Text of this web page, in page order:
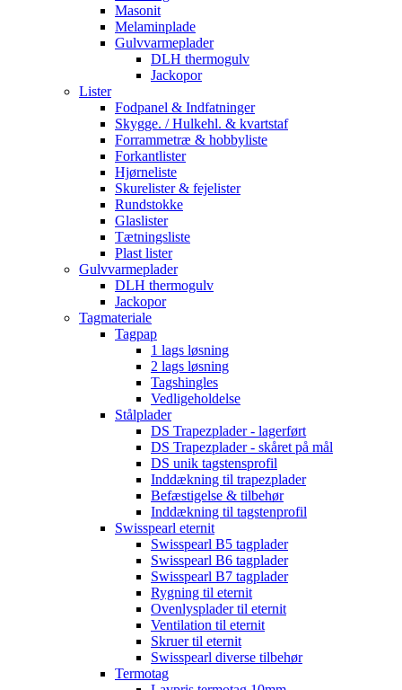
Masonit
Melaminplade
Gulvvarmeplader
DLH thermogulv
Jackopor
Lister
Fodpanel & Indfatninger
Skygge. / Hulkehl. & kvartstaf
Forrammetræ & hobbyliste
Forkantlister
Hjørneliste
Skurelister & fejelister
Rundstokke
Glaslister
Tætningsliste
Plast lister
Gulvvarmeplader
DLH thermogulv
Jackopor
Tagmateriale
Tagpap
1 lags løsning
2 lags løsning
Tagshingles
Vedligeholdelse
Stålplader
DS Trapezplader - lagerført
DS Trapezplader - skåret på mål
DS unik tagstensprofil
Inddækning til trapezplader
Befæstigelse & tilbehør
Inddækning til tagstenprofil
Swisspearl eternit
Swisspearl B5 tagplader
Swisspearl B6 tagplader
Swisspearl B7 tagplader
Rygning til eternit
Ovenlysplader til eternit
Ventilation til eternit
Skruer til eternit
Swisspearl diverse tilbehør
Termotag